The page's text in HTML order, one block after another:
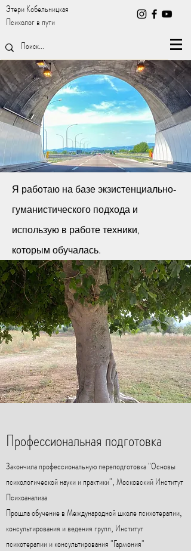
Этери Кобельницкая
Психолог в пути
Я работаю на базе экзистенциально-
гуманистического подхода и
использую в работе техники,
которым обучалась.
Профессиональная подготовка
Закончила профессиональную переподготовка "Основы
психологической науки и практики", Московский Институт
Психоанализа
Прошла обучение в Международной школе психотерапии,
консультирования и ведения групп, Институт
психотерапии и консультирования "Гармония"